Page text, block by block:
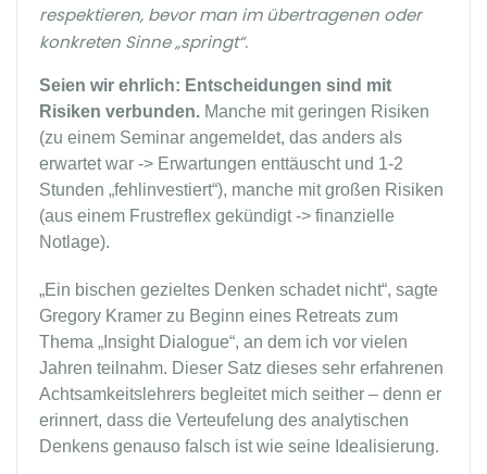
respektieren, bevor man im übertragenen oder
konkreten Sinne „springt“.
Seien wir ehrlich: Entscheidungen sind mit
Risiken verbunden. Manche mit geringen Risiken
(zu einem Seminar angemeldet, das anders als
erwartet war -> Erwartungen enttäuscht und 1-2
Stunden „fehlinvestiert“), manche mit großen Risiken
(aus einem Frustreflex gekündigt -> finanzielle
Notlage).
„Ein bischen gezieltes Denken schadet nicht“, sagte
Gregory Kramer zu Beginn eines Retreats zum
Thema „Insight Dialogue“, an dem ich vor vielen
Jahren teilnahm. Dieser Satz dieses sehr erfahrenen
Achtsamkeitslehrers begleitet mich seither – denn er
erinnert, dass die Verteufelung des analytischen
Denkens genauso falsch ist wie seine Idealisierung.